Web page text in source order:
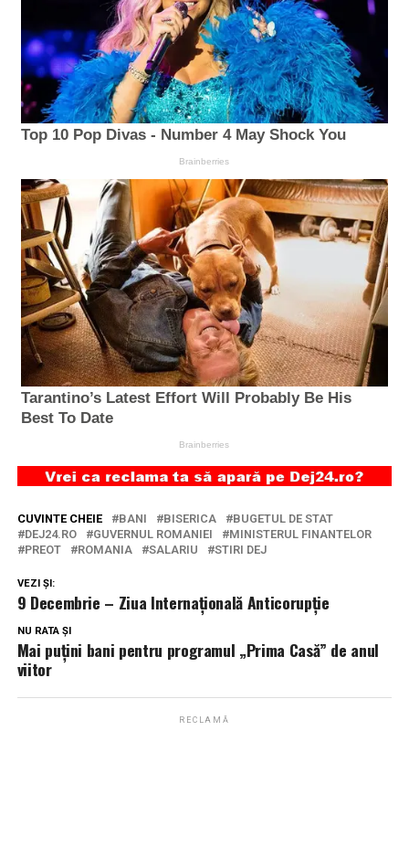
CUVINTE CHEIE BANI BISERICA
BUGETUL DE STAT
DEJ24.RO
GUVERNUL ROMANIEI
MINISTERUL FINANTELOR
PREOT
ROMANIA SALARIU STIRI DEJ
VEZI ȘI:
9 Decembrie – Ziua Internațională Anticorupție
NU RATA ȘI
Mai puțini bani pentru programul „Prima Casă” de anul
viitor
RECLAMĂ